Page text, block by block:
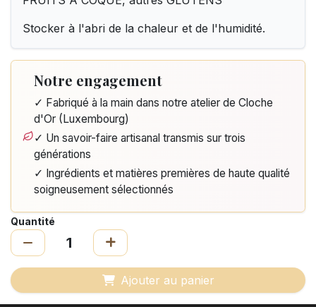
Stocker à l'abri de la chaleur et de l'humidité.
Notre engagement
✓ Fabriqué à la main dans notre atelier de Cloche
d'Or (Luxembourg)
✓ Un savoir-faire artisanal transmis sur trois
générations
✓ Ingrédients et matières premières de haute qualité
soigneusement sélectionnés
Quantité
Ajouter au panier